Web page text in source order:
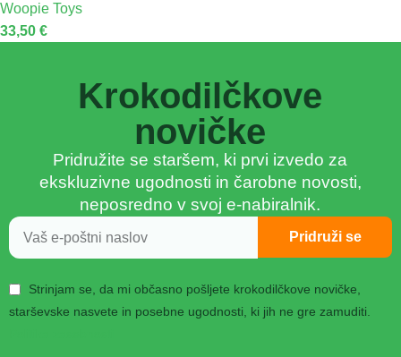
Woopie Toys
33,50 €
Krokodilčkove
novičke
Pridružite se staršem, ki prvi izvedo za
ekskluzivne ugodnosti in čarobne novosti,
neposredno v svoj e-nabiralnik.
Strinjam se, da mi občasno pošljete krokodilčkove novičke,
starševske nasvete in posebne ugodnosti, ki jih ne gre zamuditi.
Pridruži se